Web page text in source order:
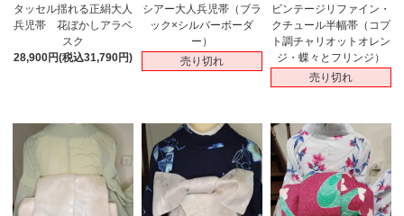
タッセル揺れる正絹大人
兵児帯 花ぼかしアラベ
スク
28,900円(税込31,790円)
シアー大人兵児帯（ブラ
ック×シルバーボーダ
ー）
売り切れ
ビンテージリファイン・
クチュール半幅帯（コプ
ト調チャリオットオレン
ジ・蝶々とフリンジ）
売り切れ